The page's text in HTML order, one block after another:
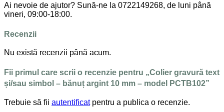
Ai nevoie de ajutor? Sună-ne la 0722149268, de luni până
vineri, 09:00-18:00.
Recenzii
Nu există recenzii până acum.
Fii primul care scrii o recenzie pentru „Colier gravură text
și/sau simbol – bănuț argint 10 mm – model PCTB102”
Trebuie să fii autentificatpentru a publica o recenzie.